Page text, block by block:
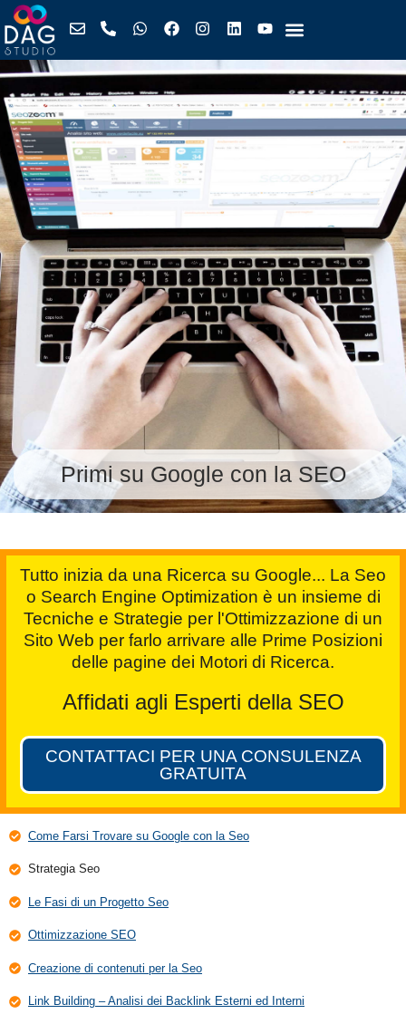
Primi su Google con la SEO
Tutto inizia da una Ricerca su Google... La Seo
o Search Engine Optimization è un insieme di
Tecniche e Strategie per l'Ottimizzazione di un
Sito Web per farlo arrivare alle Prime Posizioni
delle pagine dei Motori di Ricerca.
Affidati agli Esperti della SEO
CONTATTACI PER UNA CONSULENZA
GRATUITA
Come Farsi Trovare su Google con la Seo
Strategia Seo
Le Fasi di un Progetto Seo
Ottimizzazione SEO
Creazione di contenuti per la Seo
Link Building – Analisi dei Backlink Esterni ed Interni